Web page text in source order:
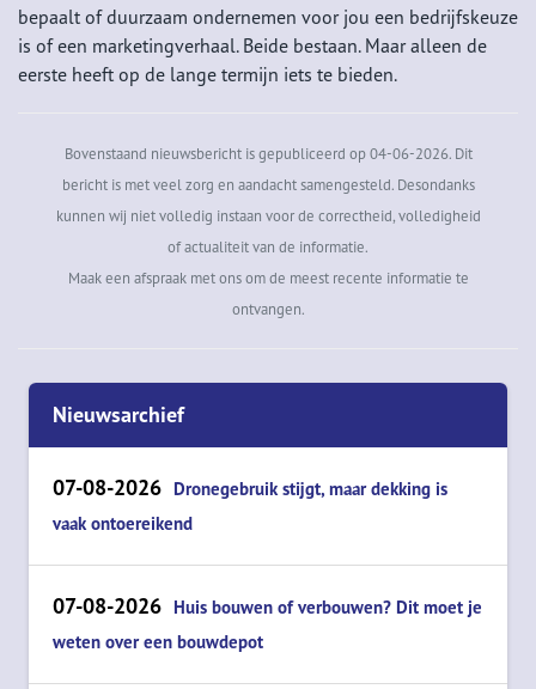
bepaalt of duurzaam ondernemen voor jou een bedrijfskeuze
is of een marketingverhaal. Beide bestaan. Maar alleen de
eerste heeft op de lange termijn iets te bieden.
Bovenstaand nieuwsbericht is gepubliceerd op 04-06-2026. Dit
bericht is met veel zorg en aandacht samengesteld. Desondanks
kunnen wij niet volledig instaan voor de correctheid, volledigheid
of actualiteit van de informatie.
Maak een afspraak met ons om de meest recente informatie te
ontvangen.
Nieuwsarchief
07-08-2026 Dronegebruik stijgt, maar dekking is
vaak ontoereikend
07-08-2026 Huis bouwen of verbouwen? Dit moet je
weten over een bouwdepot